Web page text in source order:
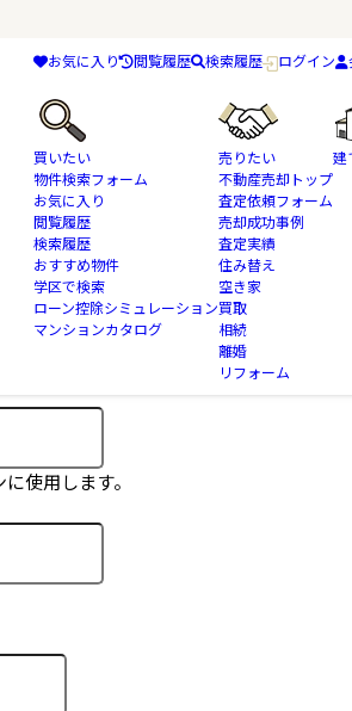
お気に入り 閲覧履歴 検索履歴 ログイン
買いたい
物件検索フォーム
お気に入り
閲覧履歴
検索履歴
おすすめ物件
学区で検索
ローン控除シミュレーション
マンションカタログ
売りたい
不動産売却トップ
査定依頼フォーム
売却成功事例
査定実績
住み替え
空き家
買取
相続
離婚
リフォーム
建
なっております。
物件も多数ございます。
ムよりお問合せ下さい。
使用します。